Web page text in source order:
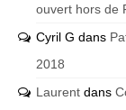
ouvert hors de
Cyril G dans
2018
Laurent dans